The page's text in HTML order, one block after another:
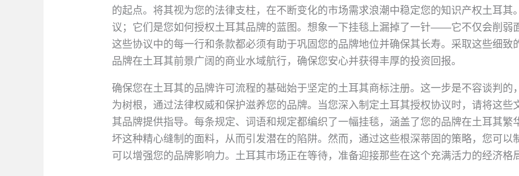
的起点。将其视为您的法律支柱，在不断变化的市场需求浪潮中稳定您的知识产权土耳
议；它们是您如何授权土耳其品牌的蓝图。想象一下挂毯上漏掉了一针——它不仅会削弱
这些协议中的每一行和条款都必须有助于巩固您的品牌地位并确保其长寿。采取这些细
品牌在土耳其前景广阔的商业水域航行，确保您安心并获得丰厚的投资回报。
确保您在土耳其的品牌许可流程的基础始于坚定的土耳其商标注册。这一步是不容谈判
为树根，通过法律权威和保护滋养您的品牌。当您深入制定土耳其授权协议时，请将这
其品牌提供指导。每条规定、词语和规定都编织了一幅挂毯，涵盖了您的品牌在土耳其
坏这种精心缝制的面料，从而引发潜在的陷阱。然而，通过这些根深蒂固的策略，您可以
可以增强您的品牌影响力。土耳其市场正在等待，准备迎接那些在这个充满活力的经济格